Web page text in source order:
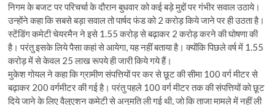
निगम के बजट पर परिचर्चा के दौरान बुधवार को कई बड़े मुद्दों पर गंभीर सवाल उठाये।
उन्होंने कहा कि सबसे बड़ा सवाल तो पार्षद फंड को 2 करोड़ किये जाने पर ही उठता है।
स्टेंडिंग कमेटी चेयरमैन ने इसे 1.55 करोड़ से बढ़ाकर 2 करोड़ करने की घोषणा की
है। परंतु इसके लिये पैसा कहां से आयेगा, यह नहीं बताया है। क्योंकि पिछले वर्ष में 1.55
करोड़ में से केवल 25 लाख रूपये ही जारी किये गये हैं।
मुकेश गोयल ने कहा कि ग्रामीण संपत्तियों पर कर से छूट की सीमा 100 वर्ग मीटर से
बढ़ाकर 200 वर्गमीटर की गई है। परंतु पहले 100 वर्ग मीटर तक की संपत्तियों को छूट
दिये जाने के लिए वैलुएशन कमेटी से अनुमति ली गई थी, जो कि ताजा मामले में नहीं ली